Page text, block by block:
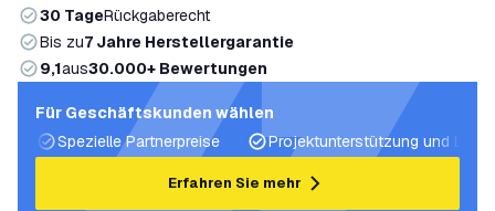
30 TageRückgaberecht
Bis zu7 Jahre Herstellergarantie
9,1aus30.000+ Bewertungen
Für Geschäftskunden wählen
Spezielle Partnerpreise
Projektunterstützung und
Erfahren Sie mehr